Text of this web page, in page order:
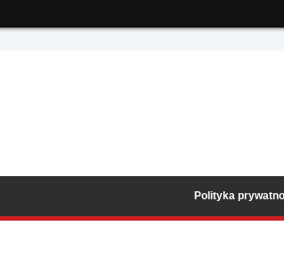
in
Polityka